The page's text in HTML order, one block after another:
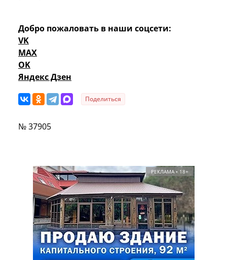
Добро пожаловать в наши соцсети:
VK
MAX
OK
Яндекс Дзен
Поделиться
№ 37905
РЕКЛАМА • 18+